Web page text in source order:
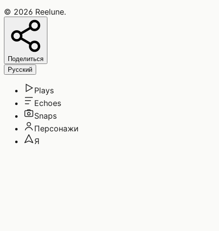
© 2026 Reelune.
Поделиться
Русский
Plays
Echoes
Snaps
Персонажи
Я